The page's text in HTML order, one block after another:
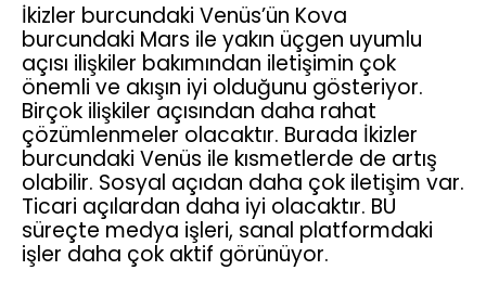
İkizler burcundaki Venüs’ün Kova
burcundaki Mars ile yakın üçgen uyumlu
açısı ilişkiler bakımından iletişimin çok
önemli ve akışın iyi olduğunu gösteriyor.
Birçok ilişkiler açısından daha rahat
çözümlenmeler olacaktır. Burada İkizler
burcundaki Venüs ile kısmetlerde de artış
olabilir. Sosyal açıdan daha çok iletişim var.
Ticari açılardan daha iyi olacaktır. BU
süreçte medya işleri, sanal platformdaki
işler daha çok aktif görünüyor.